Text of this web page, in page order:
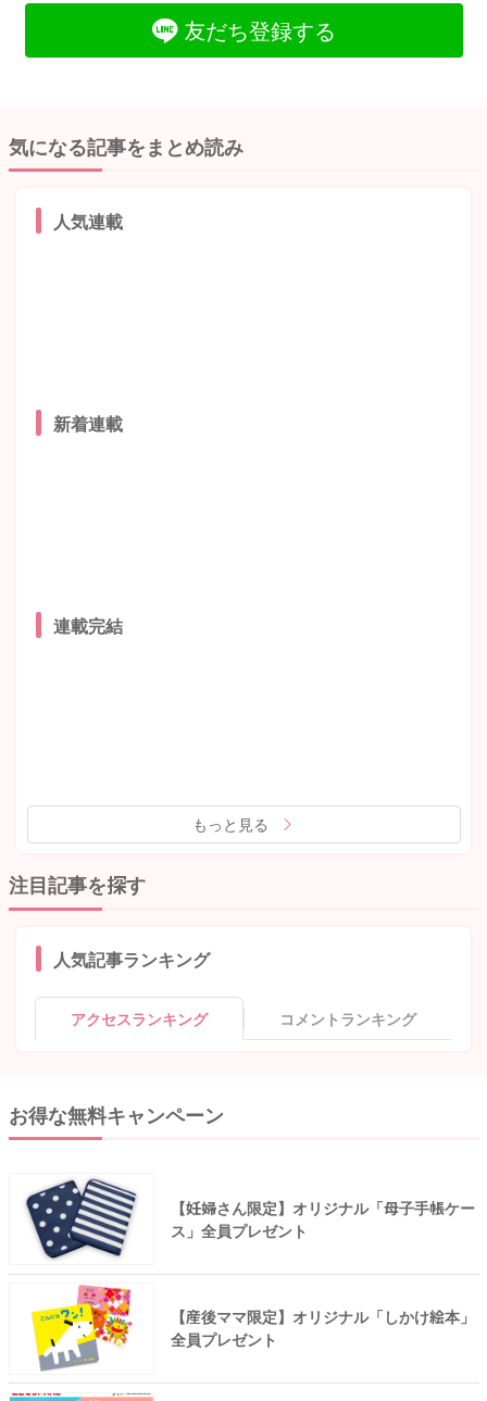
友だち登録する
気になる記事をまとめ読み
人気連載
新着連載
連載完結
もっと見る
注目記事を探す
人気記事ランキング
アクセスランキング コメントランキング
お得な無料キャンペーン
【妊婦さん限定】オリジナル「母子手帳ケー
ス」全員プレゼント
【産後ママ限定】オリジナル「しかけ絵本」
全員プレゼント